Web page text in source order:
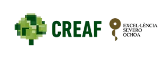
contingut